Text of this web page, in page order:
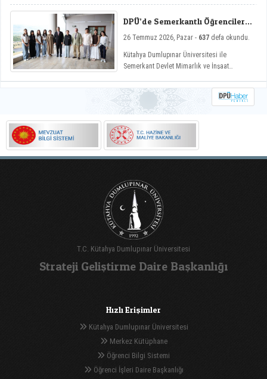
katılarak vatandaşlarla buluştu.
DPÜ’de Semerkantlı Öğrencilere
26 Temmuz 2026, Pazar - 637 defa okundu.
Kütahya Dumlupınar Üniversitesi ile
Semerkant Devlet Mimarlık ve İnşaat
geçirilen iş birliği kapsamında misafir
öğrenciler yaz okulunda ağırlanıyor.
T.C. Kütahya Dumlupınar Üniversitesi
Strateji Geliştirme Daire Başkanlığı
Hızlı Erişimler
Kütahya Dumlupınar Üniversitesi
Merkez Kütüphane
Öğrenci Bilgi Sistemi
Öğrenci İşleri Daire Başkanlığı